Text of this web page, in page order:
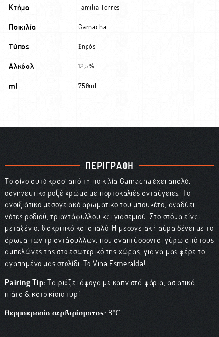
Κτήμα Familia Torres
Ποικιλία Garnacha
Τύπος Ξηρός
Αλκόολ 12,5%
ml 750ml
ΠΕΡΙΓΡΑΦΗ
Το φίνο αυτό κρασί από τη ποικιλία Garnacha έχει απαλό,
σαγηνευτικό ροζέ χρώμα με πορτοκαλιές ανταύγειες. Το
ανοιξιάτικο μεσογειακό αρωματικό του μπουκέτο, αναδύει
νότες ροδιού, τριαντάφυλλου και γιασεμιού. Στο στόμα είναι
μεταξένιο, διακριτικό και απαλό. Η μεσογειακή αύρα δένει με το
άρωμα των τριαντάφυλλων, που αναπτύσσονται γύρω από τους
αμπελώνες της στο εσωτερικό της χώρας, για να μας φέρε το
αγαπημένo μας στολίδι. To Viña Esmeralda!
Pairing Tip: Ταιριάζει άψογα με καπνιστά ψάρια, ασιατικά
πιάτα & κατσικίσιο τυρί
Θερμοκρασία σερβιρίσματος: 8℃